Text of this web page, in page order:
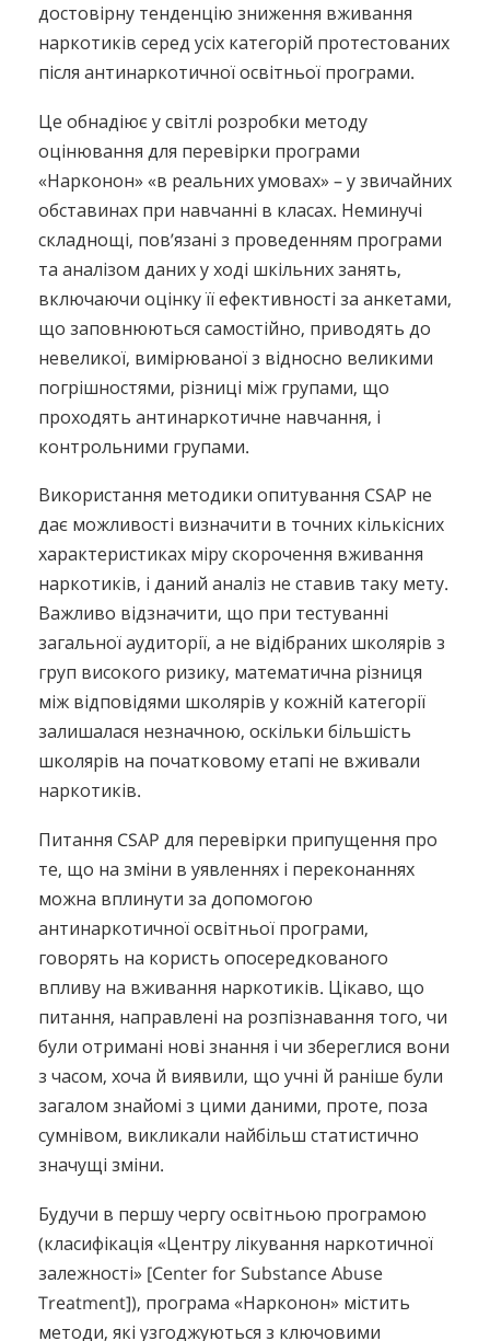
достовірну тенденцію зниження вживання
наркотиків серед усіх категорій протестованих
після антинаркотичної освітньої програми.
Це обнадіює у світлі розробки методу
оцінювання для перевірки програми
«Нарконон» «в реальних умовах» – у звичайних
обставинах при навчанні в класах. Неминучі
складнощі, пов’язані з проведенням програми
та аналізом даних у ході шкільних занять,
включаючи оцінку її ефективності за анкетами,
що заповнюються самостійно, приводять до
невеликої, вимірюваної з відносно великими
погрішностями, різниці між групами, що
проходять антинаркотичне навчання, і
контрольними групами.
Використання методики опитування CSAP не
дає можливості визначити в точних кількісних
характеристиках міру скорочення вживання
наркотиків, і даний аналіз не ставив таку мету.
Важливо відзначити, що при тестуванні
загальної аудиторії, а не відібраних школярів з
груп високого ризику, математична різниця
між відповідями школярів у кожній категорії
залишалася незначною, оскільки більшість
школярів на початковому етапі не вживали
наркотиків.
Питання CSAP для перевірки припущення про
те, що на зміни в уявленнях і переконаннях
можна вплинути за допомогою
антинаркотичної освітньої програми,
говорять на користь опосередкованого
впливу на вживання наркотиків. Цікаво, що
питання, направлені на розпізнавання того, чи
були отримані нові знання і чи збереглися вони
з часом, хоча й виявили, що учні й раніше були
загалом знайомі з цими даними, проте, поза
сумнівом, викликали найбільш статистично
значущі зміни.
Будучи в першу чергу освітньою програмою
(класифікація «Центру лікування наркотичної
залежності» [Center for Substance Abuse
Treatment]), програма «Нарконон» містить
методи, які узгоджуються з ключовими